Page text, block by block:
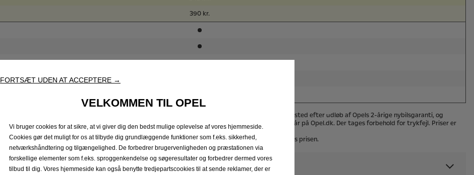
FORTSÆT UDEN AT ACCEPTERE →
VELKOMMEN TIL OPEL
Vi bruger cookies for at sikre, at vi giver dig den bedst mulige oplevelse af vores hjemmeside.
Cookies gør det muligt for os at tilbyde dig grundlæggende funktioner som f.eks. sikkerhed,
netværkshåndtering og tilgængelighed. De forbedrer brugervenligheden og præstationen via
forskellige elementer som f.eks. sproggenkendelse og søgeresultater og forbedrer dermed vores
tilbud til dig. Vores hjemmeside kan også benytte tredjepartscookies til at sende reklamer, der er